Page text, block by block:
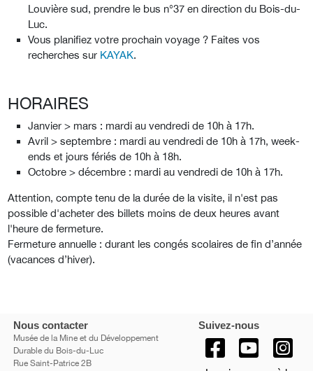
Louvière sud, prendre le bus n°37 en direction du Bois-du-
Luc.
Vous planifiez votre prochain voyage ? Faites vos
recherches sur KAYAK.
HORAIRES
Janvier > mars : mardi au vendredi de 10h à 17h.
Avril > septembre : mardi au vendredi de 10h à 17h, week-
ends et jours fériés de 10h à 18h.
Octobre > décembre : mardi au vendredi de 10h à 17h.
Attention, compte tenu de la durée de la visite, il n'est pas
possible d'acheter des billets moins de deux heures avant
l'heure de fermeture.
Fermeture annuelle : durant les congés scolaires de fin d’année
(vacances d’hiver).
Nous contacter
Musée de la Mine et du Développement
Durable du Bois-du-Luc
Rue Saint-Patrice 2B
Suivez-nous